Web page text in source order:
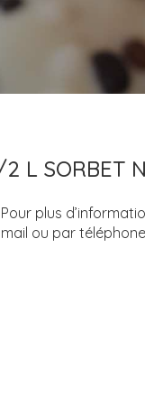
L SORBET
Pour plus
mail ou par